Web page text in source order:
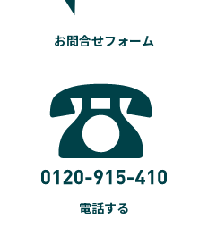
お問合せフォーム
電話する